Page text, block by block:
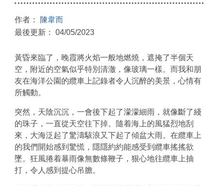
作者：
陳韋而
最後更新： 04/05/2023
黃昏來臨了，晚霞將火焰一般地燃燒，遮掩了半個天
空，附近的空氣似乎特別清澈，像玻璃一樣。而我和朋
友在海洋公園的纜車上記錄者令人沉醉的美景，心情有
所觸動。
突然，天陰沉沉，一會後下起了濛濛細雨，就像斷了綫
的珠子，一直從天空往下掉。隨着海上的風猛烈地刮
來，大海泛起了驚濤駭浪又下起了傾盆大雨。在纜車上
的我們開始感到驚慌，隱隱約約能感受到纜車搖搖欲
墜。狂風捲着暴雨像無數條鞭子，狠心地往纜車上抽
打，令人感到提心吊膽。